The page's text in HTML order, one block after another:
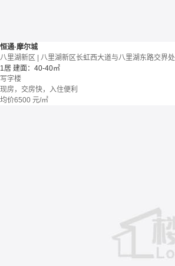
恒通·摩尔城
八里湖新区 | 八里湖新区长虹西大道与八里湖东路交界处
1居 建面：40-40㎡
写字楼
现房，交房快，入住便利
均价6500 元/㎡